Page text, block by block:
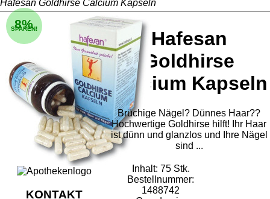
Hafesan Goldhirse Calcium Kapseln
Hafesan
Goldhirse
Calcium Kapseln
8%
SPAREN!
Brüchige Nägel? Dünnes Haar??
Hochwertige Goldhirse hilft! Ihr Haar
ist dünn und glanzlos und Ihre Nägel
sind ...
Inhalt: 75 Stk.
Bestellnummer:
1488742
KONTAKT